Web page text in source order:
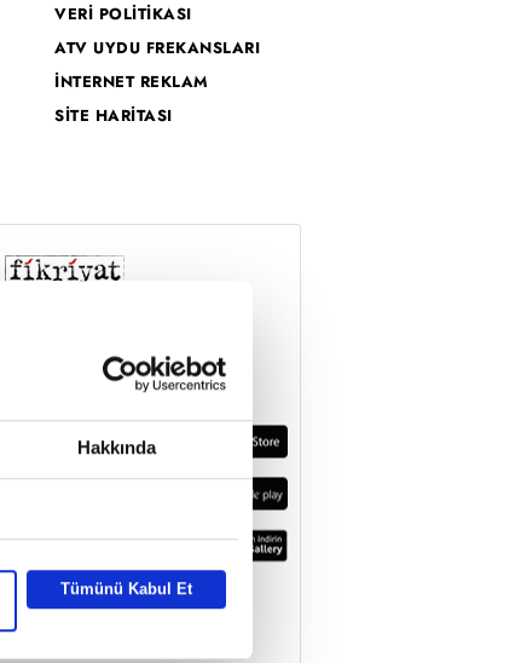
Hakkında
Tümünü Kabul Et
VERİ POLİTİKASI
ATV UYDU FREKANSLARI
İNTERNET REKLAM
SİTE HARİTASI